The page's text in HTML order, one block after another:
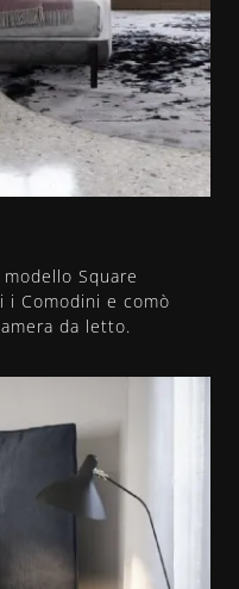
Square
i Comodini e comò
da letto.